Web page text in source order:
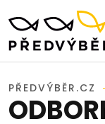
PŘEDVÝBĚR.CZ